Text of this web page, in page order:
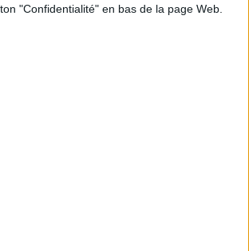
"Confidentialité" en bas de la page Web.